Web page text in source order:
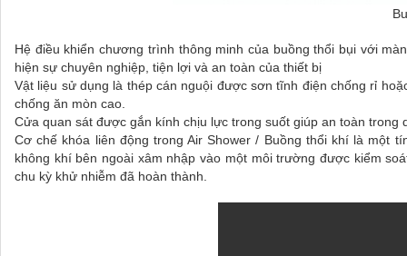
Hệ điều khiển chương trình thông minh của buồng thổi bụi với
hiện sự chuyên nghiệp, tiện lợi và an toàn của thiết bị
Vật liệu sử dụng là thép cán nguội được sơn tĩnh điện chống rỉ
chống ăn mòn cao.
Cửa quan sát được gắn kính chịu lực trong suốt giúp an toàn
Cơ chế khóa liên động trong Air Shower / Buồng thổi khí là một
không khí bên ngoài xâm nhập vào một môi trường được kiểm
chu kỳ khử nhiễm đã hoàn thành.